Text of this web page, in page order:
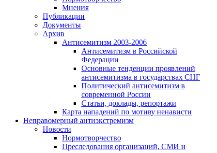
Мнения
Публикации
Документы
Архив
Антисемитизм 2003-2006
Антисемитизм в Российской
Федерации
Основные тенденции проявлений
антисемитизма в государствах СНГ
Политический антисемитизм в
современной России
Статьи, доклады, репортажи
Карта нападений по мотиву ненависти
Неправомерный антиэкстремизм
Новости
Нормотворчество
Преследования организаций, СМИ и